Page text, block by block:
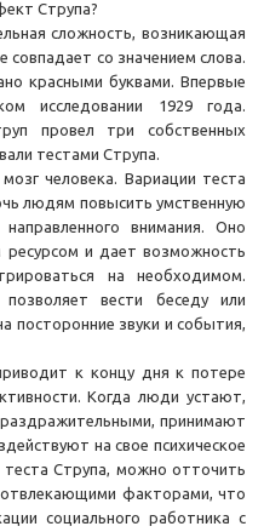
Струпа?
сложность, возникающая
совпадает со значением слова.
красными буквами. Впервые
исследовании 1929 года.
провел три собственных
тестами Струпа.
человека. Вариации теста
людям повысить умственную
внимания. Оно
и дает возможность
на необходимом.
вести беседу или
посторонние звуки и события,
к концу дня к потере
Когда люди устают,
принимают
на свое психическое
Струпа, можно отточить
отвлекающими факторами, что
социального работника с